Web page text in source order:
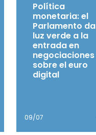
Política
monetaria: el
Parlamento da
luz verde a la
entrada en
negociaciones
sobre el euro
digital
09/07